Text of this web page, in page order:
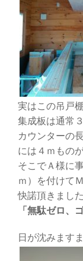
実はこの吊戸
集成板は通常
カウンターの
には４ｍもの
そこでＡ様に
ｍ）を付けて
快諾頂きました
「無駄ゼロ、
日が沈みます